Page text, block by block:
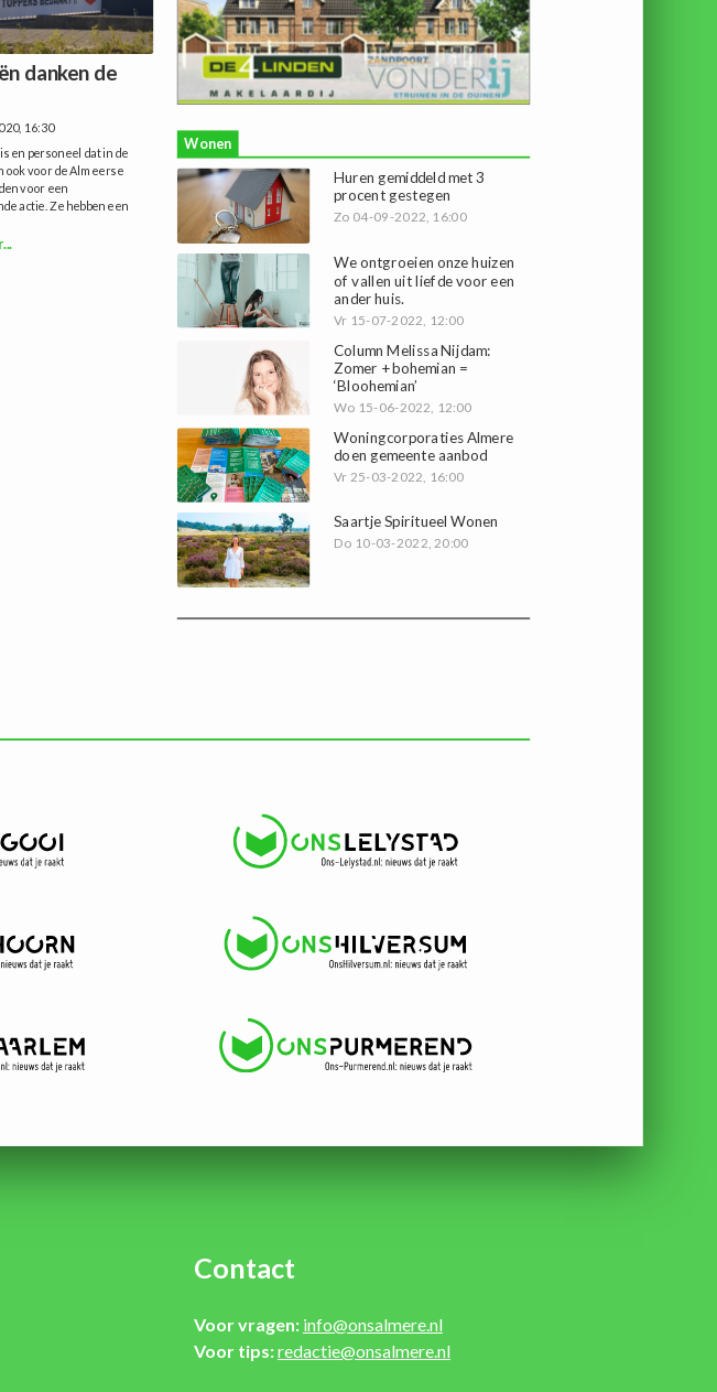
danken de
16:30
en personeel dat in de
ook voor de Almeerse
voor een
actie. Ze hebben een
Wonen
Huren gemiddeld met 3
procent gestegen
Zo 04-09-2022, 16:00
We ontgroeien onze huizen
of vallen uit liefde voor een
ander huis.
Vr 15-07-2022, 12:00
Column Melissa Nijdam:
Zomer + bohemian =
‘Bloohemian’
Wo 15-06-2022, 12:00
Woningcorporaties Almere
doen gemeente aanbod
Vr 25-03-2022, 16:00
Saartje Spiritueel Wonen
Do 10-03-2022, 20:00
Contact
Voor vragen: info@onsalmere.nl
Voor tips:redactie@onsalmere.nl